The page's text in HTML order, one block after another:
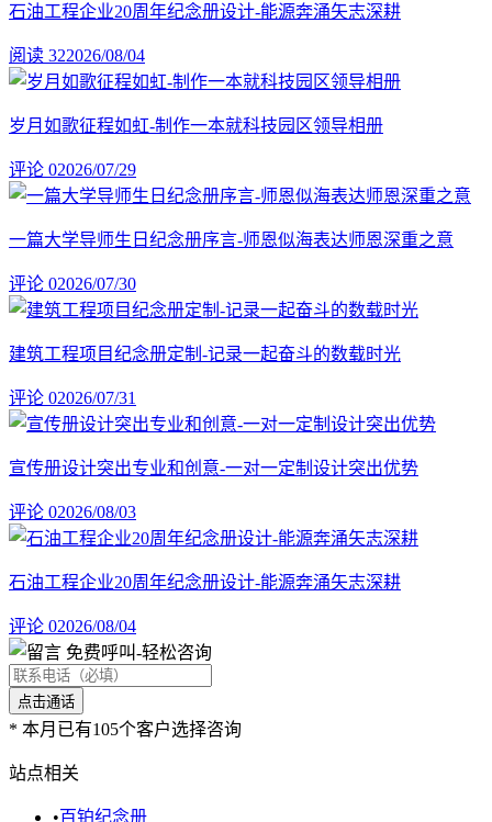
石油工程企业20周年纪念册设计-能源奔涌矢志深耕
阅读 322026/08/04
岁月如歌征程如虹-制作一本就科技园区领导相册
评论 02026/07/29
一篇大学导师生日纪念册序言-师恩似海表达师恩深重之意
评论 02026/07/30
建筑工程项目纪念册定制-记录一起奋斗的数载时光
评论 02026/07/31
宣传册设计突出专业和创意-一对一定制设计突出优势
评论 02026/08/03
石油工程企业20周年纪念册设计-能源奔涌矢志深耕
评论 02026/08/04
免费呼叫-轻松咨询
* 本月已有105个客户选择咨询
站点相关
•百铂纪念册